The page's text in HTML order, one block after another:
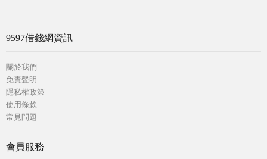
9597借錢網資訊
關於我們
免責聲明
隱私權政策
使用條款
常見問題
會員服務